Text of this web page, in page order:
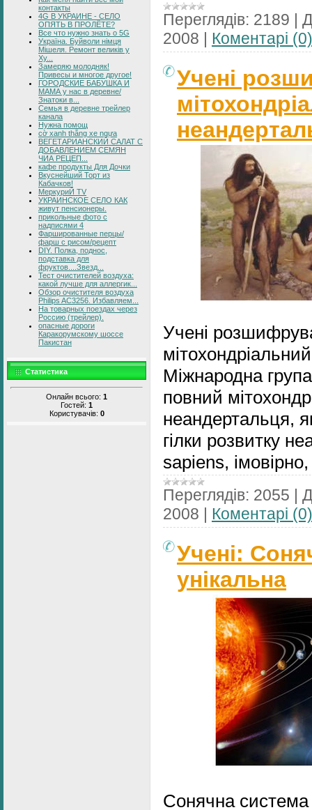
контакты
4G В УКРАИНЕ - СЕЛО
ОПЯТЬ В ПРОЛЁТЕ?
Все что нужно знать о 5G
Україна. Буйволи німця
Мішеля. Ремонт великів у
Ху...
Замеряю молодняк!
Привесы и многое другое!
ГОРОДСКИЕ БАБУШКА И
МАМА у нас в деревне/
Знатоки в...
Семья в деревне трейлер
канала
Нужна помощ
cờ xanh thắng xe ngựa
ВЕГЕТАРИАНСКИЙ САЛАТ С
ДОБАВЛЕНИЕМ СЕМЯН
ЧИА РЕЦЕП...
кафе продукты Для Дочки
Вкуснейший Торт из
Кабачков!
МеркуриЙ TV
УКРАИНСКОЕ СЕЛО КАК
живут пенсионеры.
прикольные фото с
надписями 4
Фаршированные перцы/
фарш с рисом/рецепт
DIY. Полка, поднос,
подставка для
фруктов....Звезд...
Тест очистителей воздуха:
какой лучше для аллергик...
Обзор очистителя воздуха
Philips AC3256. Избавляем...
На товарных поездах через
Россию (трейлер).
опасные дороги
Каракорумскому шоссе
Пакистан
Статистика
Онлайн всього: 1
Гостей: 1
Користувачів: 0
Переглядів: 2189 |
2008 | Коментарі (0)
Учені
Учені
Міжнародна
повний
неандертальця,
гілки розвитку
sapіens,
Переглядів: 2055 |
2008 | Коментарі (0)
Учені:
унікальна
Сонячна система